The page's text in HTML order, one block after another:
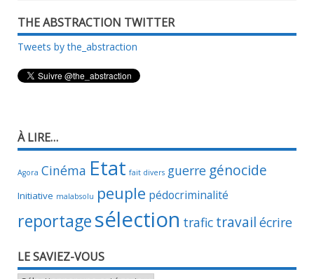
THE ABSTRACTION TWITTER
Tweets by the_abstraction
À LIRE…
Agora Cinéma Etat fait divers guerre génocide
Initiative malabsolu peuple pédocriminalité
reportagesélection trafic travail écrire
LE SAVIEZ-VOUS